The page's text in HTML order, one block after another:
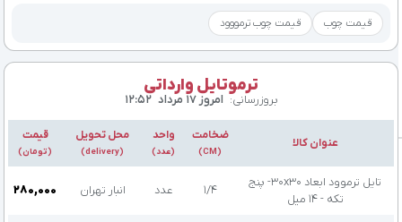
قیمت چوب قیمت چوب ترمووود
ترموتایل وارداتی
بروزرسانی: امروز ۱۷ مرداد ۱۲:۵۲
عنوان کالا
ضخامت واحد
(عدد)
محل تحویل قیمت
(تومان)
تایل ترموود ابعاد 30x30- پنج
تکه - 14 میل
۱/۴ عدد انبار تهران ۲۸۰,۰۰۰